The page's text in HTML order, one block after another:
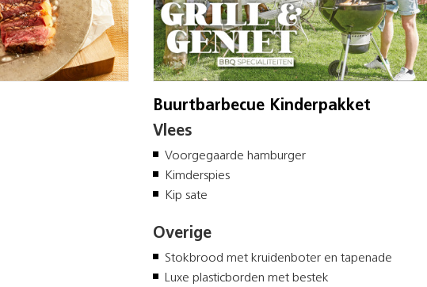
Buurtbarbecue Kinderpakket
Vlees
Voorgegaarde hamburger
Kimderspies
Kip sate
Overige
Stokbrood met kruidenboter en tapenade
Luxe plasticborden met bestek